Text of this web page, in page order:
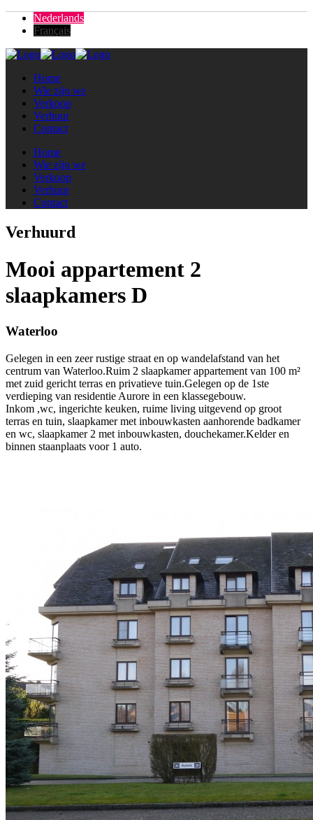
Nederlands
Français
Home
Wie zijn we
Verkoop
Verhuur
Contact
Home
Wie zijn we
Verkoop
Verhuur
Contact
Verhuurd
Mooi appartement 2
slaapkamers D
Waterloo
Gelegen in een zeer rustige straat en op wandelafstand van het
centrum van Waterloo.Ruim 2 slaapkamer appartement van 100 m²
met zuid gericht terras en privatieve tuin.Gelegen op de 1ste
verdieping van residentie Aurore in een klassegebouw.
Inkom ,wc, ingerichte keuken, ruime living uitgevend op groot
terras en tuin, slaapkamer met inbouwkasten aanhorende badkamer
en wc, slaapkamer 2 met inbouwkasten, douchekamer.Kelder en
binnen staanplaats voor 1 auto.